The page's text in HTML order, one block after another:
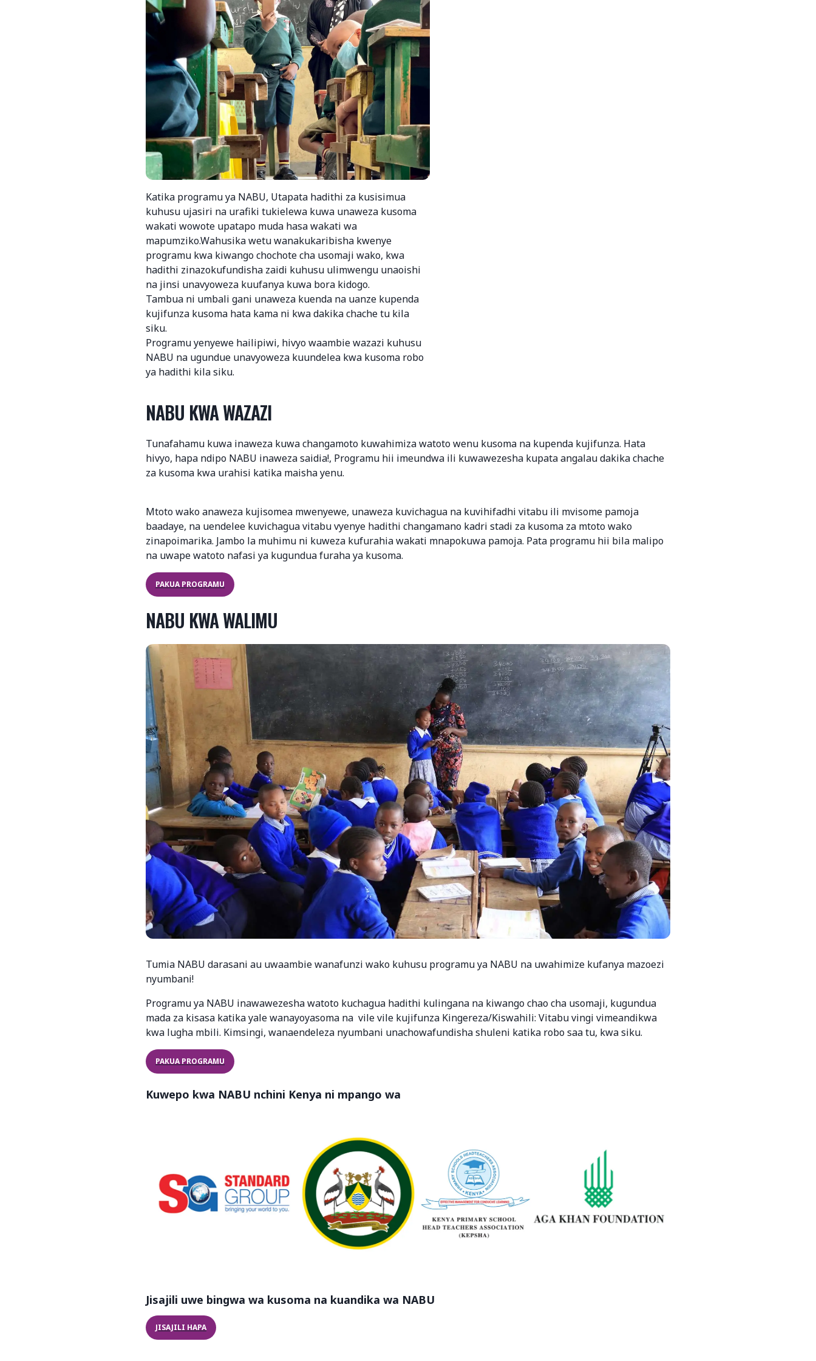
Katika programu ya NABU, Utapata hadithi za kusisimua
kuhusu ujasiri na urafiki tukielewa kuwa unaweza kusoma
wakati wowote upatapo muda hasa wakati wa
mapumziko.Wahusika wetu wanakukaribisha kwenye
programu kwa kiwango chochote cha usomaji wako, kwa
hadithi zinazokufundisha zaidi kuhusu ulimwengu unaoishi
na jinsi unavyoweza kuufanya kuwa bora kidogo.
Tambua ni umbali gani unaweza kuenda na uanze kupenda
kujifunza kusoma hata kama ni kwa dakika chache tu kila
siku.
Programu yenyewe hailipiwi, hivyo waambie wazazi kuhusu
NABU na ugundue unavyoweza kuundelea kwa kusoma robo
ya hadithi kila siku.
NABU KWA WAZAZI
Tunafahamu kuwa inaweza kuwa changamoto kuwahimiza watoto wenu kusoma na kupenda kujifunza. Hata
hivyo, hapa ndipo NABU inaweza saidia!, Programu hii imeundwa ili kuwawezesha kupata angalau dakika chache
za kusoma kwa urahisi katika maisha yenu.
Mtoto wako anaweza kujisomea mwenyewe, unaweza kuvichagua na kuvihifadhi vitabu ili mvisome pamoja
baadaye, na uendelee kuvichagua vitabu vyenye hadithi changamano kadri stadi za kusoma za mtoto wako
zinapoimarika. Jambo la muhimu ni kuweza kufurahia wakati mnapokuwa pamoja. Pata programu hii bila malipo
na uwape watoto nafasi ya kugundua furaha ya kusoma.
PAKUA PROGRAMU
NABU KWA WALIMU
Tumia NABU darasani au uwaambie wanafunzi wako kuhusu programu ya NABU na uwahimize kufanya mazoezi
nyumbani!
Programu ya NABU inawawezesha watoto kuchagua hadithi kulingana na kiwango chao cha usomaji, kugundua
mada za kisasa katika yale wanayoyasoma na vile vile kujifunza Kingereza/Kiswahili: Vitabu vingi vimeandikwa
kwa lugha mbili. Kimsingi, wanaendeleza nyumbani unachowafundisha shuleni katika robo saa tu, kwa siku.
PAKUA PROGRAMU
Kuwepo kwa NABU nchini Kenya ni mpango wa
Jisajili uwe bingwa wa kusoma na kuandika wa NABU
JISAJILI HAPA